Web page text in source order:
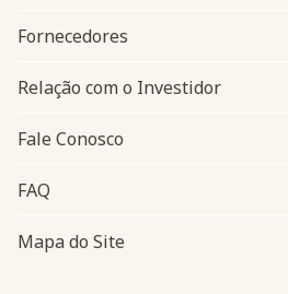
Fornecedores
Relação com o Investidor
Fale Conosco
FAQ
Mapa do Site